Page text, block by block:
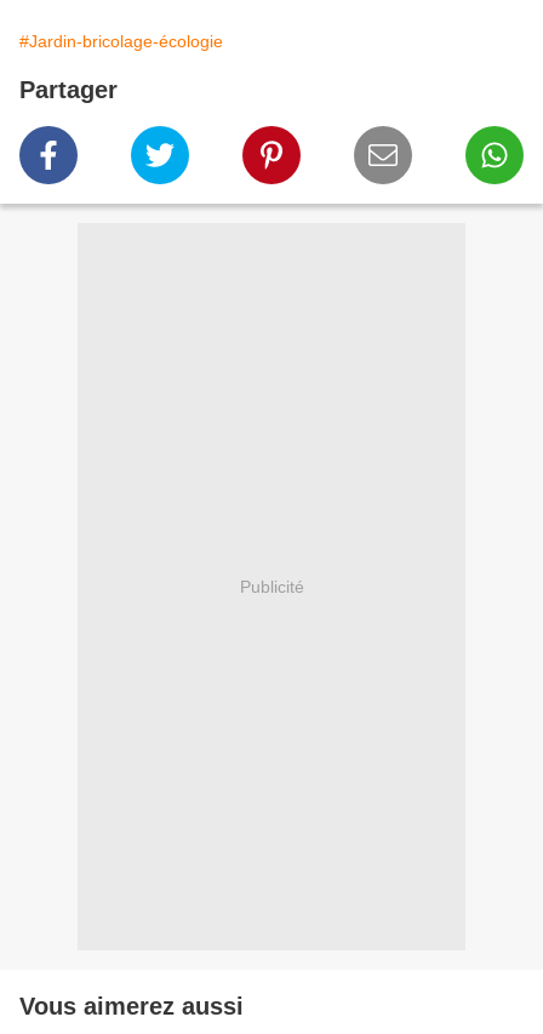
#Jardin-bricolage-écologie
Partager
Publicité
Vous aimerez aussi